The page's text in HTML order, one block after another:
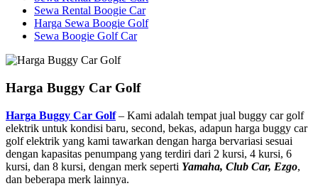
Sewa Rental Boogie Car
Harga Sewa Boogie Golf
Sewa Boogie Golf Car
Harga Buggy Car Golf
Harga Buggy Car Golf– Kami adalah tempat jual buggy car golf
elektrik untuk kondisi baru, second, bekas, adapun harga buggy car
golf elektrik yang kami tawarkan dengan harga bervariasi sesuai
dengan kapasitas penumpang yang terdiri dari 2 kursi, 4 kursi, 6
kursi, dan 8 kursi, dengan merk seperti Yamaha, Club Car, Ezgo,
dan beberapa merk lainnya.